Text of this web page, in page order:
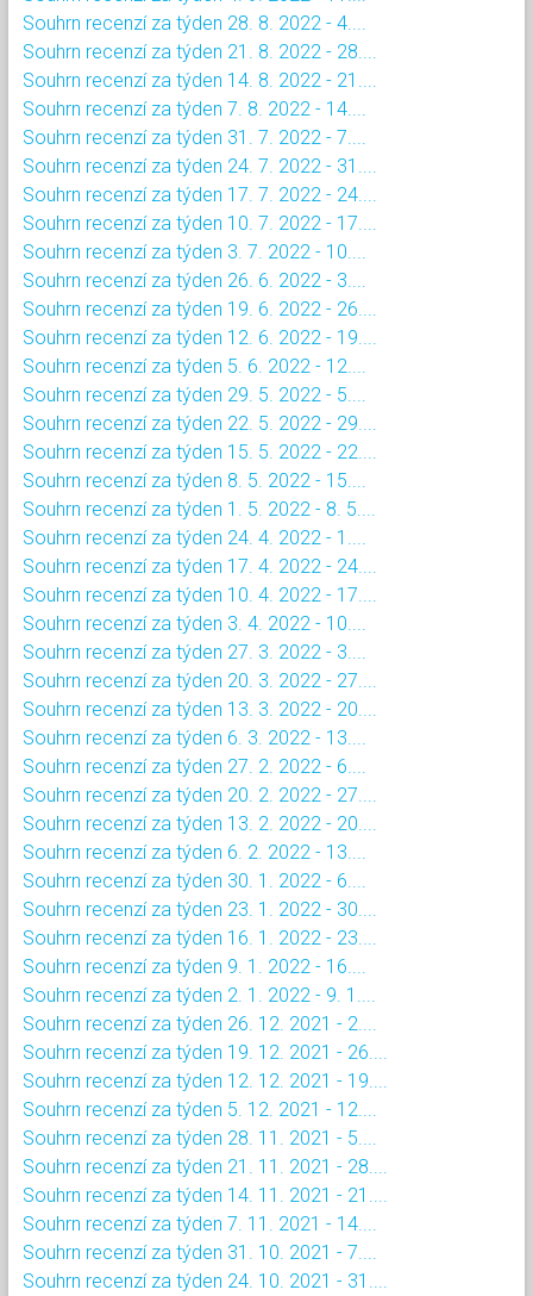
Souhrn recenzí za týden 28. 8. 2022 - 4....
Souhrn recenzí za týden 21. 8. 2022 - 28....
Souhrn recenzí za týden 14. 8. 2022 - 21....
Souhrn recenzí za týden 7. 8. 2022 - 14....
Souhrn recenzí za týden 31. 7. 2022 - 7....
Souhrn recenzí za týden 24. 7. 2022 - 31....
Souhrn recenzí za týden 17. 7. 2022 - 24....
Souhrn recenzí za týden 10. 7. 2022 - 17....
Souhrn recenzí za týden 3. 7. 2022 - 10....
Souhrn recenzí za týden 26. 6. 2022 - 3....
Souhrn recenzí za týden 19. 6. 2022 - 26....
Souhrn recenzí za týden 12. 6. 2022 - 19....
Souhrn recenzí za týden 5. 6. 2022 - 12....
Souhrn recenzí za týden 29. 5. 2022 - 5....
Souhrn recenzí za týden 22. 5. 2022 - 29....
Souhrn recenzí za týden 15. 5. 2022 - 22....
Souhrn recenzí za týden 8. 5. 2022 - 15....
Souhrn recenzí za týden 1. 5. 2022 - 8. 5....
Souhrn recenzí za týden 24. 4. 2022 - 1....
Souhrn recenzí za týden 17. 4. 2022 - 24....
Souhrn recenzí za týden 10. 4. 2022 - 17....
Souhrn recenzí za týden 3. 4. 2022 - 10....
Souhrn recenzí za týden 27. 3. 2022 - 3....
Souhrn recenzí za týden 20. 3. 2022 - 27....
Souhrn recenzí za týden 13. 3. 2022 - 20....
Souhrn recenzí za týden 6. 3. 2022 - 13....
Souhrn recenzí za týden 27. 2. 2022 - 6....
Souhrn recenzí za týden 20. 2. 2022 - 27....
Souhrn recenzí za týden 13. 2. 2022 - 20....
Souhrn recenzí za týden 6. 2. 2022 - 13....
Souhrn recenzí za týden 30. 1. 2022 - 6....
Souhrn recenzí za týden 23. 1. 2022 - 30....
Souhrn recenzí za týden 16. 1. 2022 - 23....
Souhrn recenzí za týden 9. 1. 2022 - 16....
Souhrn recenzí za týden 2. 1. 2022 - 9. 1....
Souhrn recenzí za týden 26. 12. 2021 - 2....
Souhrn recenzí za týden 19. 12. 2021 - 26....
Souhrn recenzí za týden 12. 12. 2021 - 19....
Souhrn recenzí za týden 5. 12. 2021 - 12....
Souhrn recenzí za týden 28. 11. 2021 - 5....
Souhrn recenzí za týden 21. 11. 2021 - 28....
Souhrn recenzí za týden 14. 11. 2021 - 21....
Souhrn recenzí za týden 7. 11. 2021 - 14....
Souhrn recenzí za týden 31. 10. 2021 - 7....
Souhrn recenzí za týden 24. 10. 2021 - 31....